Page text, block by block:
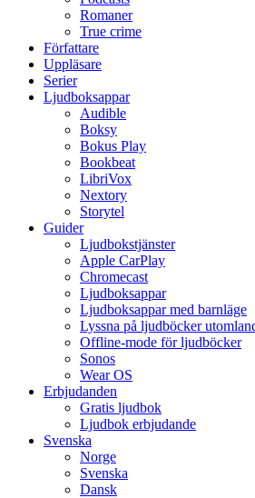
Romaner
True crime
Författare
Uppläsare
Serier
Ljudboksappar
Audible
Boksy
Bokus Play
Bookbeat
LibriVox
Nextory
Storytel
Guider
Ljudbokstjänster
Apple CarPlay
Chromecast
Ljudboksappar
Ljudboksappar med barnläge
Lyssna på ljudböcker
Offline-mode för ljudböcker
Sonos
Wear OS
Erbjudanden
Gratis ljudbok
Ljudbok erbjudande
Svenska
Norge
Svenska
Dansk